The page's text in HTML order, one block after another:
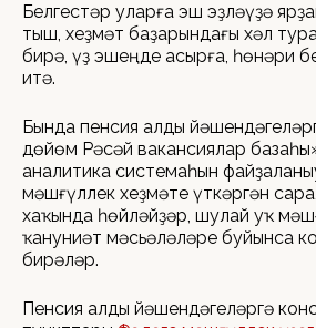
Белгестәр уларға эш эҙләүҙә
тыш, хеҙмәт баҙарындағы хәл
бирә, үҙ эшеңде асырға, һөнәри
итә.
Бында пенсия алды
дөйөм Рәсәй вакансиялар
аналитика системаһын
мәшғүллек хеҙмәте үткәргән
хаҡында һөйләйҙәр, шулай уҡ
ҡануниәт мәсьәләләре буйынса
бирәләр.
Пенсия алды йәшендәгеләргә